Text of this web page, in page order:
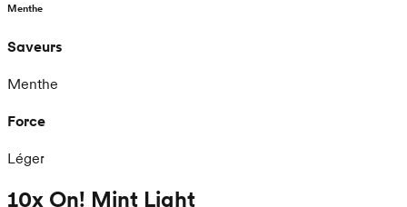
Menthe
Saveurs
Menthe
Force
Léger
10x On! Mint Light